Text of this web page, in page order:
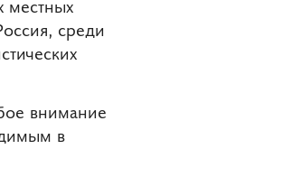
местных
среди
внимание
в